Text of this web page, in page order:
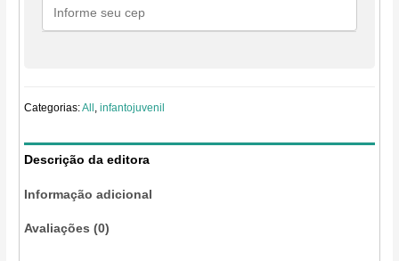
Categorias:All,infantojuvenil
Descrição da editora
Informação adicional
Avaliações (0)